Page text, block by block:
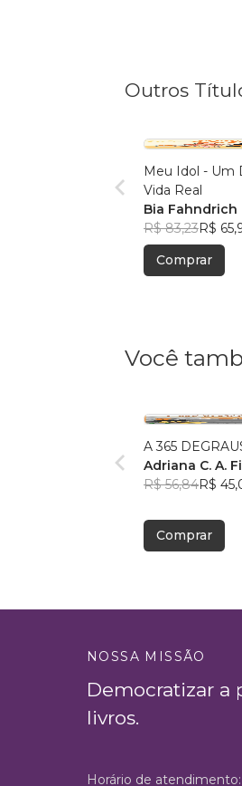
Outros
Meu Idol - Um
Vida Real
Bia Fahndrich
R$ 83,23R$
Comprar
Você
A 365
Adriana C. A.
R$ 56,84R$
Comprar
NOSSA MISSÃO
Democratizar a
livros.
Horário de